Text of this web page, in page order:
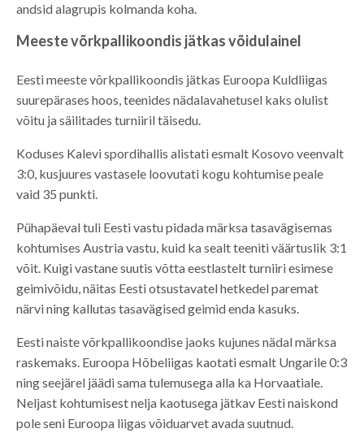
andsid alagrupis kolmanda koha.
Meeste võrkpallikoondis jätkas võidulainel
Eesti meeste võrkpallikoondis jätkas Euroopa Kuldliigas
suurepärases hoos, teenides nädalavahetusel kaks olulist
võitu ja säilitades turniiril täisedu.
Koduses Kalevi spordihallis alistati esmalt Kosovo veenvalt
3:0, kusjuures vastasele loovutati kogu kohtumise peale
vaid 35 punkti.
Pühapäeval tuli Eesti vastu pidada märksa tasavägisemas
kohtumises Austria vastu, kuid ka sealt teeniti väärtuslik 3:1
võit. Kuigi vastane suutis võtta eestlastelt turniiri esimese
geimivõidu, näitas Eesti otsustavatel hetkedel paremat
närvi ning kallutas tasavägised geimid enda kasuks.
Eesti naiste võrkpallikoondise jaoks kujunes nädal märksa
raskemaks. Euroopa Hõbeliigas kaotati esmalt Ungarile 0:3
ning seejärel jäädi sama tulemusega alla ka Horvaatiale.
Neljast kohtumisest nelja kaotusega jätkav Eesti naiskond
pole seni Euroopa liigas võiduarvet avada suutnud.